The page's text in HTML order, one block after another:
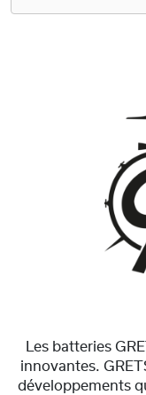
Les batteries
innovantes.
développements